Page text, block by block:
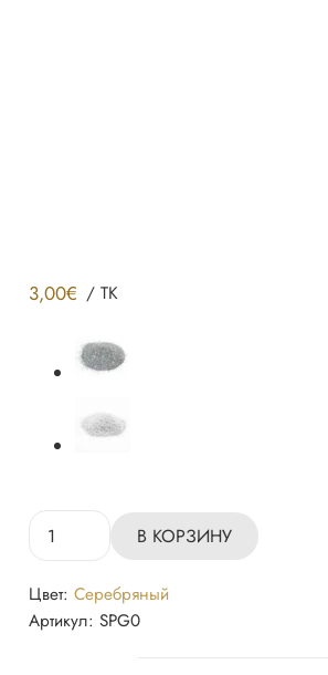
3,00€ / TK
Количество
Декоративная
добавка
(Glitter)
В КОРЗИНУ
Цвет: Серебряный
Артикул: SPG0